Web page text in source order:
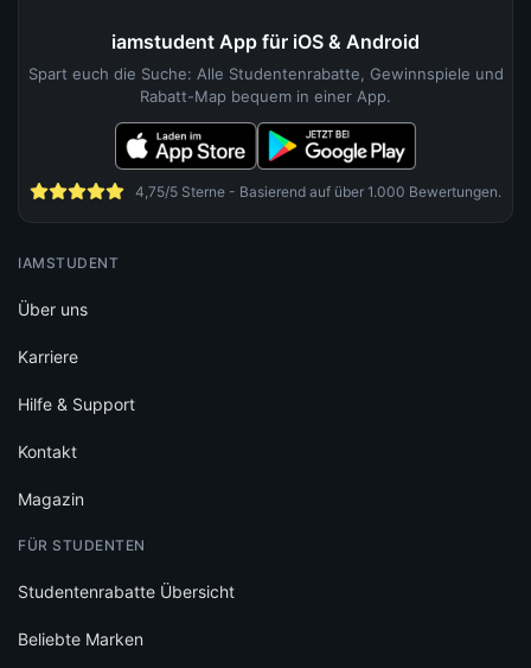
iamstudent App für iOS & Android
Spart euch die Suche: Alle Studentenrabatte, Gewinnspiele und
Rabatt-Map bequem in einer App.
4,75/5 Sterne - Basierend auf über 1.000 Bewertungen.
IAMSTUDENT
Über uns
Karriere
Hilfe & Support
Kontakt
Magazin
FÜR STUDENTEN
Studentenrabatte Übersicht
Beliebte Marken